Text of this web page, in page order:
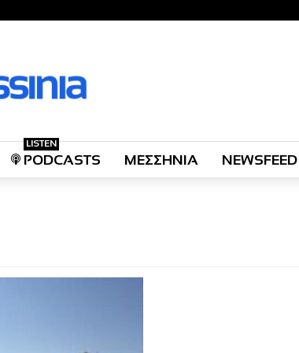
PODCASTS
LISTEN
ΜΕΣΣΗΝΙΑ NEWSFEED